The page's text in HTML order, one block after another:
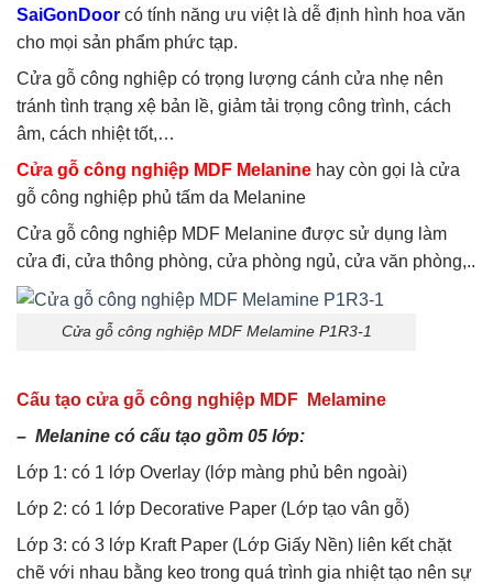
SaiGonDoor có tính năng ưu việt là dễ định hình hoa văn
cho mọi sản phẩm phức tạp.
Cửa gỗ công nghiệp có trọng lượng cánh cửa nhẹ nên
tránh tình trạng xệ bản lề, giảm tải trọng công trình, cách
âm, cách nhiệt tốt,…
Cửa gỗ công nghiệp MDF Melanine hay còn gọi là cửa
gỗ công nghiệp phủ tấm da Melanine
Cửa gỗ công nghiệp MDF Melanine được sử dụng làm
cửa đi, cửa thông phòng, cửa phòng ngủ, cửa văn phòng,..
Cửa gỗ công nghiệp MDF Melamine P1R3-1
Cấu tạo cửa gỗ công nghiệp MDF Melamine
– Melanine có cấu tạo gồm 05 lớp:
Lớp 1: có 1 lớp Overlay (lớp màng phủ bên ngoài)
Lớp 2: có 1 lớp Decorative Paper (Lớp tạo vân gỗ)
Lớp 3: có 3 lớp Kraft Paper (Lớp Giấy Nền) liên kết chặt
chẽ với nhau bằng keo trong quá trình gia nhiệt tạo nên sự